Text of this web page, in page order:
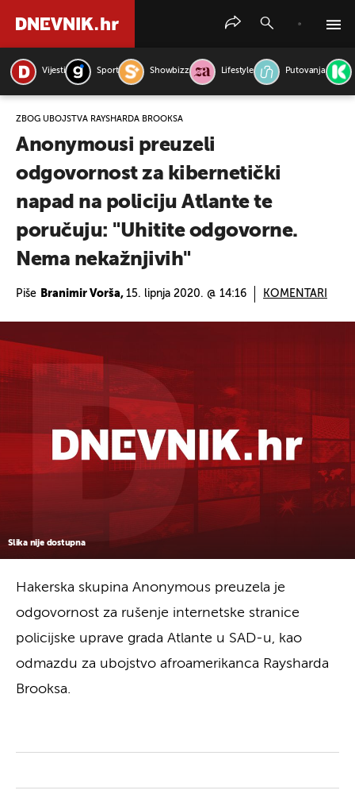
Vijesti Sport Showbizz Lifestyle Putovanja
ZBOG UBOJSTVA RAYSHARDA BROOKSA
Anonymousi preuzeli
odgovornost za kibernetički
napad na policiju Atlante te
poručuju: "Uhitite odgovorne.
Nema nekažnjivih"
Piše Branimir Vorša, 15. lipnja 2020. @ 14:16 KOMENTARI
Slika nije dostupna
Hakerska skupina Anonymous preuzela je
odgovornost za rušenje internetske stranice
policijske uprave grada Atlante u SAD-u, kao
odmazdu za ubojstvo afroamerikanca Raysharda
Brooksa.
PRETRAŽITE VIJESTI